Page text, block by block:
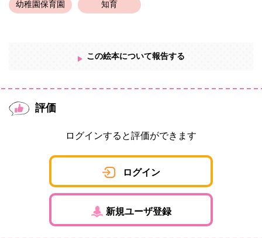
幼稚園保育園 知育
この絵本について報告する
評価
ログインすると評価ができます
ログイン
新規ユーザ登録